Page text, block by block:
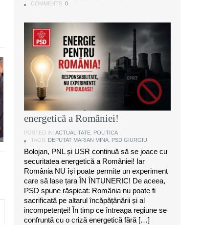
COMMENTS: 0
Marian Mina, deputat PSD de
Giurgiu: Bolojan, PNL și USR
continuă să se joace cu securitatea
energetică a României!
POSTED IN: ACTUALITATE POLITICA
TAGS: DEPUTAT MARIAN MINA PSD GIURGIU
Bolojan, PNL și USR continuă să se joace cu
securitatea energetică a României! Iar
România NU își poate permite un experiment
care să lase țara ÎN ÎNTUNERIC! De aceea,
PSD spune răspicat: România nu poate fi
sacrificată pe altarul încăpățânării și al
incompetenței! În timp ce întreaga regiune se
confruntă cu o criză energetică fără […]